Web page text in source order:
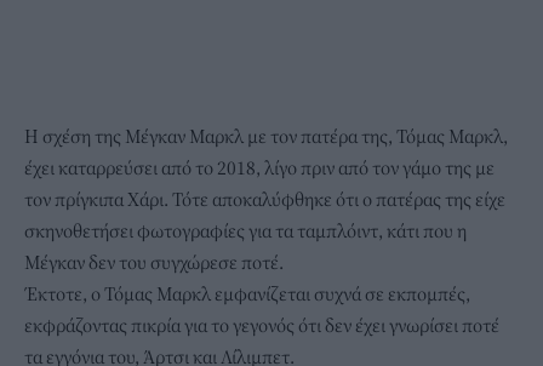
Η σχέση της Μέγκαν Μαρκλ με τον πατέρα της, Τόμας Μαρκλ,
έχει καταρρεύσει από το 2018, λίγο πριν από τον γάμο της με
τον πρίγκιπα Χάρι. Τότε αποκαλύφθηκε ότι ο πατέρας της είχε
σκηνοθετήσει φωτογραφίες για τα ταμπλόιντ, κάτι που η
Μέγκαν δεν του συγχώρεσε ποτέ.
Έκτοτε, ο Τόμας Μαρκλ εμφανίζεται συχνά σε εκπομπές,
εκφράζοντας πικρία για το γεγονός ότι δεν έχει γνωρίσει ποτέ
τα εγγόνια του, Άρτσι και Λίλιμπετ.